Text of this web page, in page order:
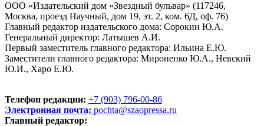
ООО «Издательский дом «Звездный бульвар» (117246,
Москва, проезд Научный, дом 19, эт. 2, ком. 6Д, оф. 76)
Главный редактор издательского дома: Сорокин Ю.А.
Генеральный директор: Латышев А.И.
Первый заместитель главного редактора: Ильина Е.Ю.
Заместители главного редактора: Мироненко Ю.А., Невский
Ю.И., Харо Е.Ю.
Телефон редакции: +7 (903) 796-00-86
Электронная почта: pochta@szaopressa.ru
Главный редактор: